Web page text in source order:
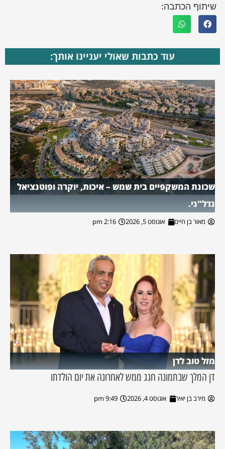
שיתוף הכתבה:
עוד כתבות שאולי יעניינו אותך:
שכונת המשקפיים בית שמש – איכות, יוקרה ופוטנציאל
נדל"ני.
מאור בן חיים אוגוסט 5, 2026 2:16 pm
מזל טוב לדן
דן המלך שבתמונה חגג ממש לאחרונה את יום הולדתו
מירב בן יאיר אוגוסט 4, 2026 9:49 pm